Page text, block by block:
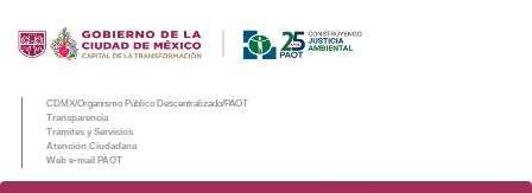
CDMX/Organismo Público Descentralizado/PAOT
Transparencia
Trámites y Servicios
Atención Ciudadana
Web e-mail PAOT